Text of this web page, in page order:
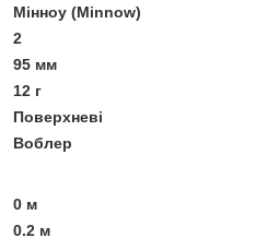
Мінноу (Minnow)
2
95 мм
12 г
Поверхневі
Воблер
0 м
0.2 м